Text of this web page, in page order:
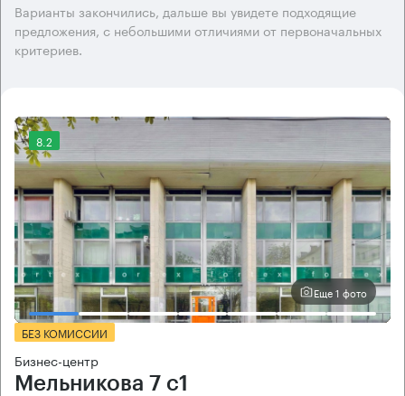
Варианты закончились, дальше вы увидете подходящие
предложения, с небольшими отличиями от первоначальных
критериев.
8.2
Еще 1 фото
БЕЗ КОМИССИИ
Бизнес-центр
Мельникова 7 с1